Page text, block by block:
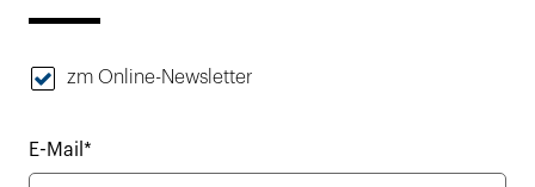
zm Online-Newsletter
E-Mail*